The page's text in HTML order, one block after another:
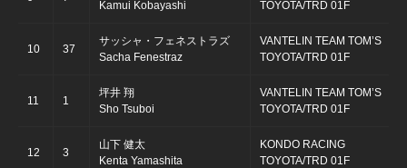
Kamui Kobayashi
TOYOTA/TRD 01F
10 37
サッシャ・フェネストラズ
Sacha Fenestraz
VANTELIN TEAM TOM’S
TOYOTA/TRD 01F
11 1
坪井 翔
Sho Tsuboi
VANTELIN TEAM TOM’S
TOYOTA/TRD 01F
12 3
山下 健太
Kenta Yamashita
KONDO RACING
TOYOTA/TRD 01F